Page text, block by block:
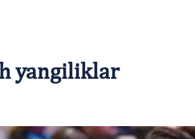
yangiliklar